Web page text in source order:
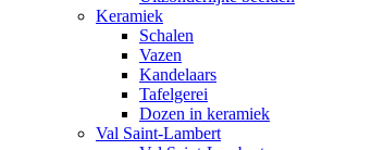
Keramiek
Schalen
Vazen
Kandelaars
Tafelgerei
Dozen in keramiek
Val Saint-Lambert